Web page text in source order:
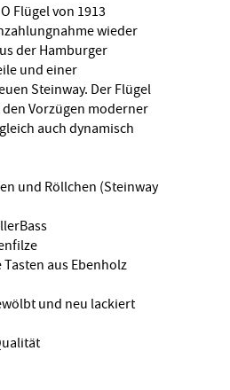
Flügel von 1913
wieder
der Hamburger
und einer
Steinway. Der Flügel
Vorzügen moderner
auch dynamisch
und Röllchen (Steinway
aus Ebenholz
und neu lackiert